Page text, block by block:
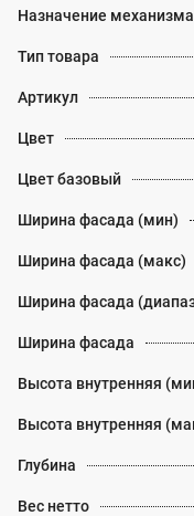
Назначение механизма
Тип товара
Артикул
Цвет
Цвет базовый
Ширина фасада (мин)
Ширина фасада (макс)
Ширина фасада
Ширина фасада
Высота внутренняя
Высота внутренняя
Глубина
Вес нетто